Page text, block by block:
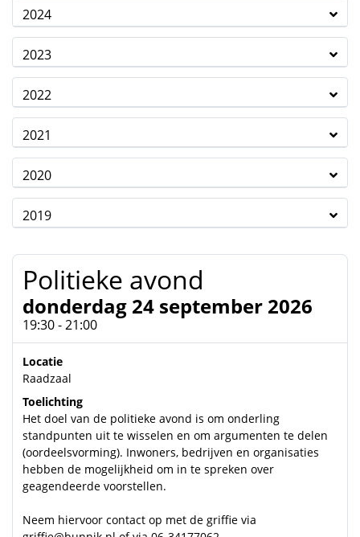
2024
2023
2022
2021
2020
2019
Politieke avond
donderdag 24 september 2026
19:30 - 21:00
Locatie
Raadzaal
Toelichting
Het doel van de politieke avond is om onderling
standpunten uit te wisselen en om argumenten te delen
(oordeelsvorming). Inwoners, bedrijven en organisaties
hebben de mogelijkheid om in te spreken over
geagendeerde voorstellen.
Neem hiervoor contact op met de griffie via